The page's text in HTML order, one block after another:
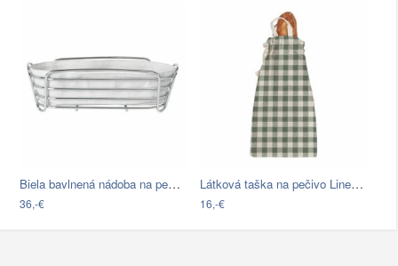
Biela bavlnená nádoba na pečivo so…
36,-€
Látková taška na pečivo Linen Couture…
16,-€